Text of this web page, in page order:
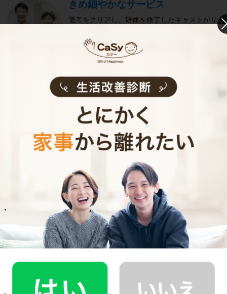
きめ細やかなサービス
選考をクリアし、研修を修了したキャストがサ
やかなサービスで、健やかな生活をサポートし
ます。
お掃除代行のサービス内容
お掃除代行のサービス料金
ご利用者インタビュー
Customer Interview
20代 女性 1人暮らし
掃除をしてもらうようになって、自分も片付け
る癖がつきました。
お掃除